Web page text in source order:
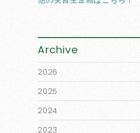
Archive
2026
2025
2024
2023